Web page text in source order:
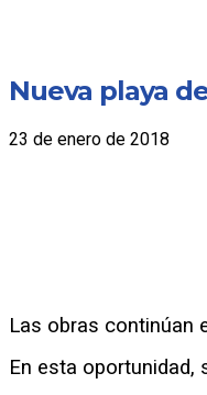
Nueva playa
23 de enero de 2018
Las obras continúan
En esta oportunidad,